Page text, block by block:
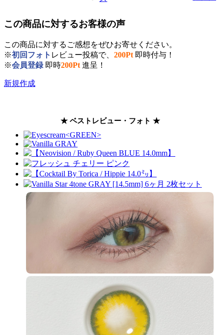
この商品に対するお客様の声
この商品に対するご感想をぜひお寄せください。
※初回フォト レビュー投稿で、 200Pt 即時付与！
※会員登録 即時200Pt 進呈！
新規作成
★ ベストレビュー・フォト ★